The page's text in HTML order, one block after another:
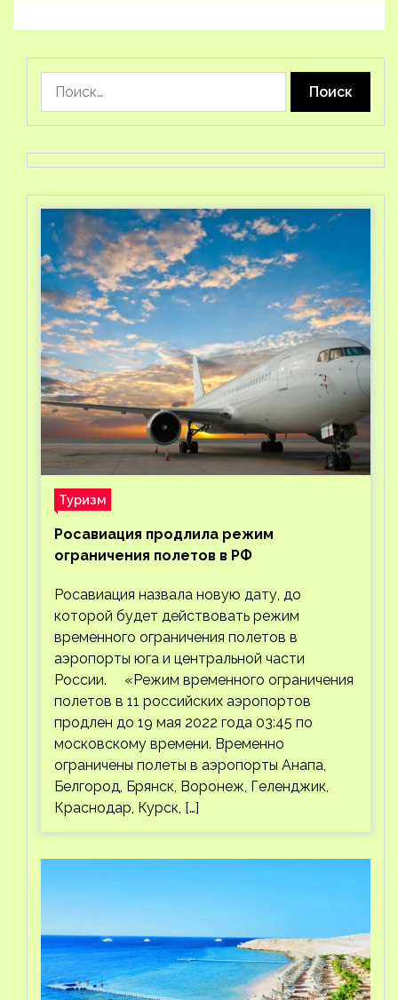
Туризм
Росавиация продлила режим
ограничения полетов в РФ
Росавиация назвала новую дату, до
которой будет действовать режим
временного ограничения полетов в
аэропорты юга и центральной части
России. «Режим временного ограничения
полетов в 11 российских аэропортов
продлен до 19 мая 2022 года 03:45 по
московскому времени. Временно
ограничены полеты в аэропорты Анапа,
Белгород, Брянск, Воронеж, Геленджик,
Краснодар, Курск, […]